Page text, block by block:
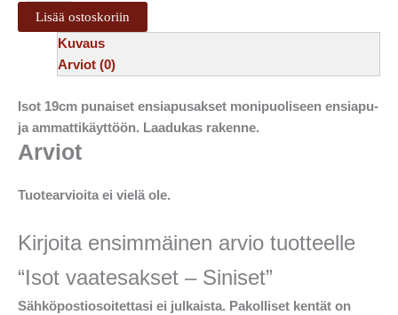
Lisää ostoskoriin
Kuvaus
Arviot (0)
Isot 19cm punaiset ensiapusakset monipuoliseen ensiapu-
ja ammattikäyttöön. Laadukas rakenne.
Arviot
Tuotearvioita ei vielä ole.
Kirjoita ensimmäinen arvio tuotteelle
“Isot vaatesakset – Siniset”
Sähköpostiosoitettasi ei julkaista. Pakolliset kentät on